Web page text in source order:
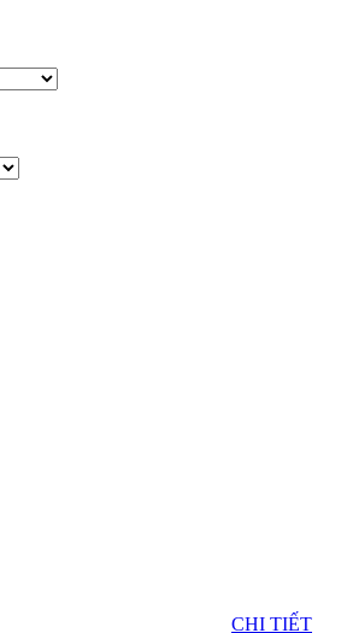
CHI TIẾT